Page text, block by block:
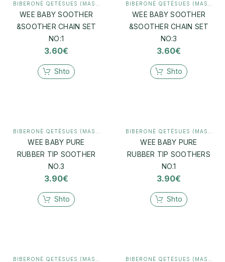
,MAMI & BEBI
WEE BABY SOOTHER
&SOOTHER CHAIN SET
NO:1
3.60€
Shto
WEE BABY SOOTHER
&SOOTHER CHAIN SET
NO:3
3.60€
Shto
,MAMI & BEBI
WEE BABY PURE
RUBBER TIP SOOTHER
NO.3
3.90€
Shto
WEE BABY PURE
RUBBER TIP SOOTHERS
NO.1
3.90€
Shto
,MAMI & BEBI